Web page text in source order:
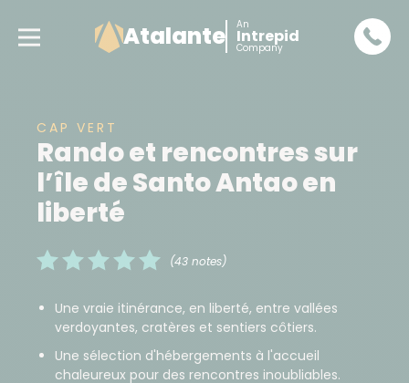
Atalante An
Intrepid
Company
CAP VERT
Rando et rencontres sur
l’île de Santo Antao en
liberté
(43 notes)
Une vraie itinérance, en liberté, entre vallées
verdoyantes, cratères et sentiers côtiers.
Une sélection d'hébergements à l'accueil
chaleureux pour des rencontres inoubliables.